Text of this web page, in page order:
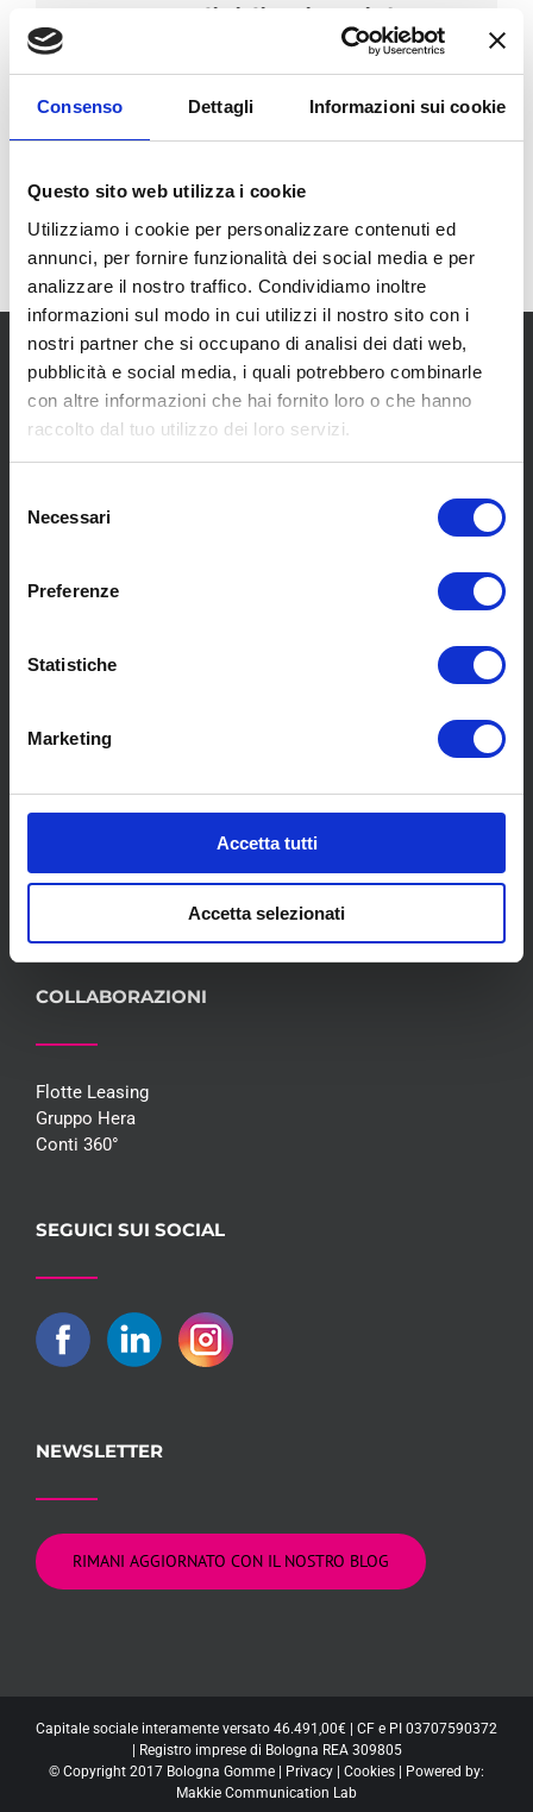
Consenso Dettagli Informazioni sui cookie
Questo sito web utilizza i cookie
Utilizziamo i cookie per personalizzare contenuti ed
annunci, per fornire funzionalità dei social media e per
analizzare il nostro traffico. Condividiamo inoltre
informazioni sul modo in cui utilizzi il nostro sito con i
nostri partner che si occupano di analisi dei dati web,
pubblicità e social media, i quali potrebbero combinarle
con altre informazioni che hai fornito loro o che hanno
raccolto dal tuo utilizzo dei loro servizi.
delNecessari
Preferenze
Statistiche
Marketing
Accetta tutti
Accetta selezionati
Condividi sui social
FacebookLinkedInEmail
Chi siamo
Meccanica
Convenzioni
Whisteblowing D.Lgs 24/2023
Promozioni
COLLABORAZIONI
Flotte Leasing
Gruppo Hera
Conti 360°
SEGUICI SUI SOCIAL
NEWSLETTER
RIMANI AGGIORNATO CON IL NOSTRO BLOG
Capitale sociale interamente versato 46.491,00€ | CF e PI 03707590372
| Registro imprese di Bologna REA 309805
© Copyright 2017 Bologna Gomme | Privacy | Cookies | Powered by:
Makkie Communication Lab